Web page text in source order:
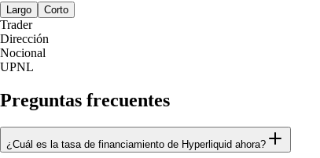
Largo Corto
Trader
Dirección
Nocional
UPNL
Preguntas frecuentes
¿Cuál es la tasa de financiamiento de Hyperliquid ahora?